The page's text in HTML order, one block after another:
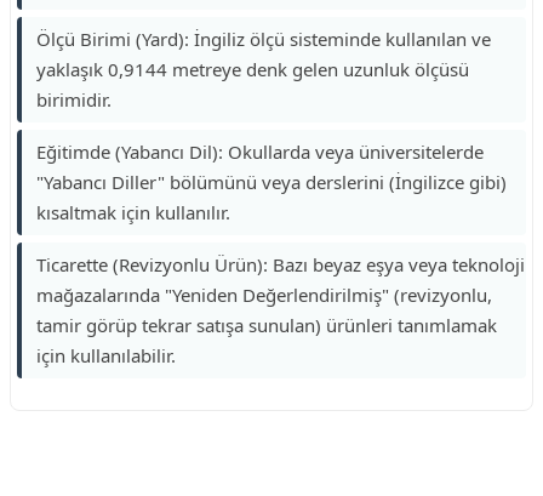
Ölçü Birimi (Yard): İngiliz ölçü sisteminde kullanılan ve
yaklaşık 0,9144 metreye denk gelen uzunluk ölçüsü
birimidir.
Eğitimde (Yabancı Dil): Okullarda veya üniversitelerde
"Yabancı Diller" bölümünü veya derslerini (İngilizce gibi)
kısaltmak için kullanılır.
Ticarette (Revizyonlu Ürün): Bazı beyaz eşya veya teknoloji
mağazalarında "Yeniden Değerlendirilmiş" (revizyonlu,
tamir görüp tekrar satışa sunulan) ürünleri tanımlamak
için kullanılabilir.